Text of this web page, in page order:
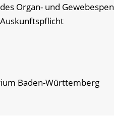
Organ- und
Baden-Württemberg